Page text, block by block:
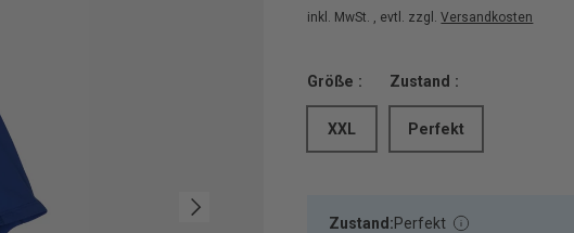
Nächste
inkl. MwSt. , evtl. zzgl.Versandkosten
Größe :
XXL
Zustand :
Perfekt
Zustand:Perfekt